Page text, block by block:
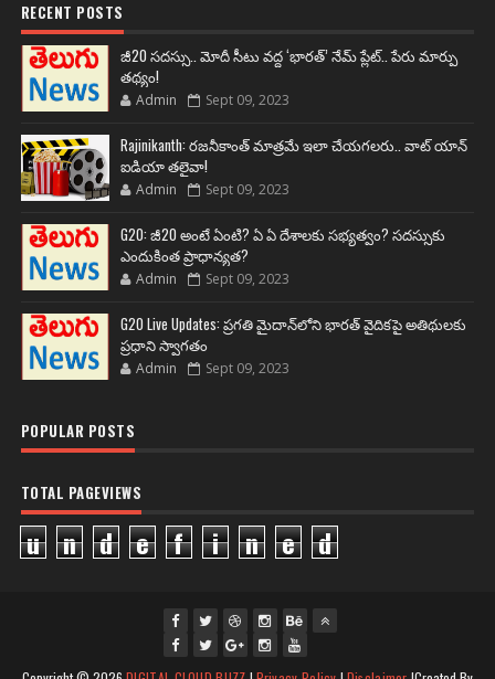
RECENT POSTS
జీ20 సదస్సు.. మోదీ సీటు వద్ద ‘భారత్’ నేమ్ ప్లేట్‌.. పేరు మార్పు
తథ్యం!
Admin Sept 09, 2023
Rajinikanth: రజనీకాంత్ మాత్రమే ఇలా చేయగలరు.. వాట్ యాన్
ఐడియా తలైవా!
Admin Sept 09, 2023
G20: జీ20 అంటే ఏంటి? ఏ ఏ దేశాలకు సభ్యత్వం? సదస్సుకు
ఎందుకింత ప్రాధాన్యత?
Admin Sept 09, 2023
G20 Live Updates: ప్రగతి మైదాన్‌లోని భారత్ వైదికపై అతిథులకు
ప్రధాని స్వాగతం
Admin Sept 09, 2023
POPULAR POSTS
TOTAL PAGEVIEWS
u n d e f i n e d
fac twi gpl ins you